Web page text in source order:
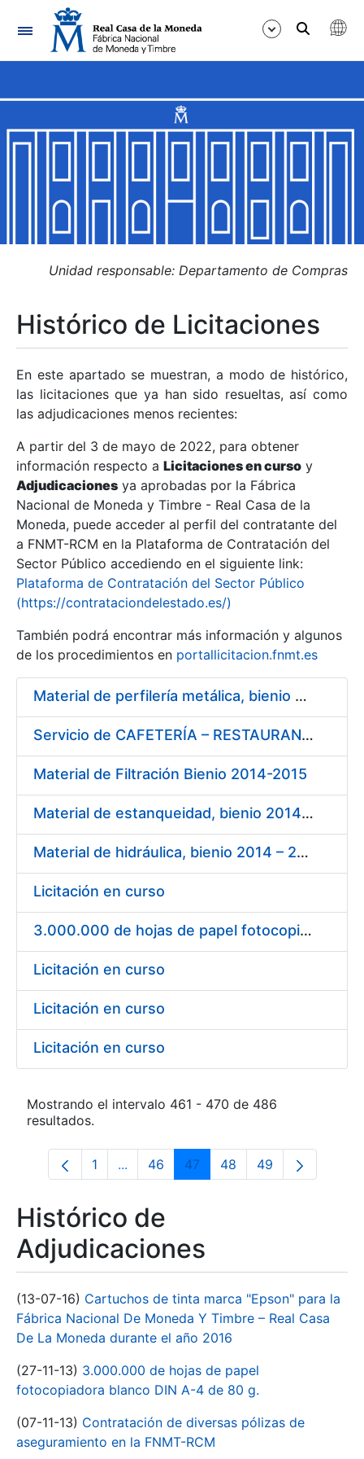
Navegación
Mostrar/Ocultar
Mostrar/Ocultar
Mostrar/Ocultar
Mostrar/Ocultar
Mostrar/Ocultar
Mostrar/Ocultar
Unidad responsable: Departamento de Compras
Histórico de Licitaciones
En este apartado se muestran, a modo de histórico,
las licitaciones que ya han sido resueltas, así como
las adjudicaciones menos recientes:
A partir del 3 de mayo de 2022, para obtener
información respecto a Licitaciones en curso y
Adjudicaciones ya aprobadas por la Fábrica
Nacional de Moneda y Timbre - Real Casa de la
Moneda, puede acceder al perfil del contratante del
a FNMT-RCM en la Plataforma de Contratación del
Sector Público accediendo en el siguiente link:
Plataforma de Contratación del Sector Público
(https://contrataciondelestado.es/)
También podrá encontrar más información y algunos
de los procedimientos en portallicitacion.fnmt.es
Material de perfilería metálica, bienio 2014 – 2015
Servicio de CAFETERÍA – RESTAURANTE en la sede de la FNMT-RCM en Madrid
Material de Filtración Bienio 2014-2015
Material de estanqueidad, bienio 2014 – 2015
Material de hidráulica, bienio 2014 – 2015
Licitación en curso
3.000.000 de hojas de papel fotocopiadora blanco DIN A-4 de 80 g.
Licitación en curso
Licitación en curso
Licitación en curso
Mostrando el intervalo 461 - 470 de 486
resultados.
Página
1 ...Páginas intermedias Use TAB para
Página
46 Página
47 Página
48 Página
49
Histórico de
Adjudicaciones
(13-07-16) Cartuchos de tinta marca "Epson" para la
Fábrica Nacional De Moneda Y Timbre – Real Casa
De La Moneda durante el año 2016
(27-11-13) 3.000.000 de hojas de papel
fotocopiadora blanco DIN A-4 de 80 g.
(07-11-13) Contratación de diversas pólizas de
aseguramiento en la FNMT-RCM